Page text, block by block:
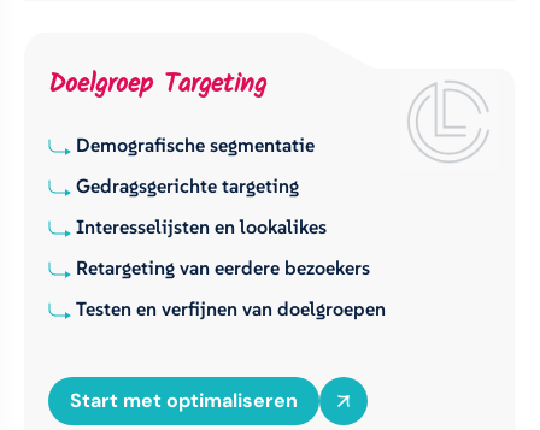
Doelgroep Targeting
Demografische segmentatie
Gedragsgerichte targeting
Interesselijsten en lookalikes
Retargeting van eerdere bezoekers
Testen en verfijnen van doelgroepen
Start met optimaliseren